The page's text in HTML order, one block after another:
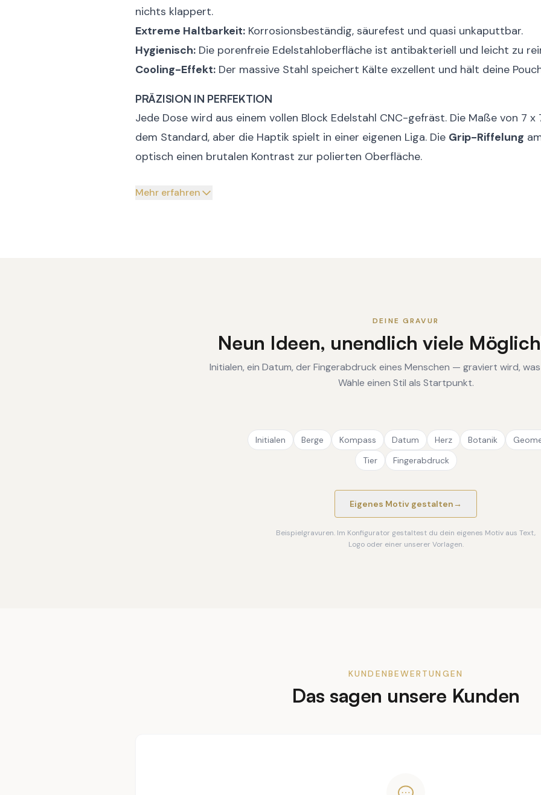
nichts klappert.
Extreme Haltbarkeit: Korrosionsbeständig, säurefest und quasi unkaputtbar.
Hygienisch: Die porenfreie Edelstahloberfläche ist antibakteriell und leicht zu
Cooling-Effekt: Der massive Stahl speichert Kälte exzellent und hält deine
PRÄZISION IN PERFEKTION
Jede Dose wird aus einem vollen Block Edelstahl CNC-gefräst. Die Maße von 7
dem Standard, aber die Haptik spielt in einer eigenen Liga. Die Grip-Riffelung
optisch einen brutalen Kontrast zur polierten Oberfläche.
Mehr erfahren
DEINE GRAVUR
Neun Ideen, unendlich viele
Initialen, ein Datum, der Fingerabdruck eines Menschen — graviert wird,
Wähle einen Stil als Startpunkt.
Initialen Berge Kompass Datum Herz Botanik
Tier
Fingerabdruck
Eigenes Motiv gestalten→
Beispielgravuren. Im Konfigurator gestaltest du dein eigenes Motiv aus Text,
Logo oder einer unserer Vorlagen.
KUNDENBEWERTUNGEN
Das sagen unsere Kunden